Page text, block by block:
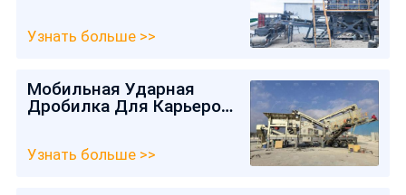
Узнать больше >>
Мобильная Ударная
Дробилка Для Карьеров
Узнать больше >>